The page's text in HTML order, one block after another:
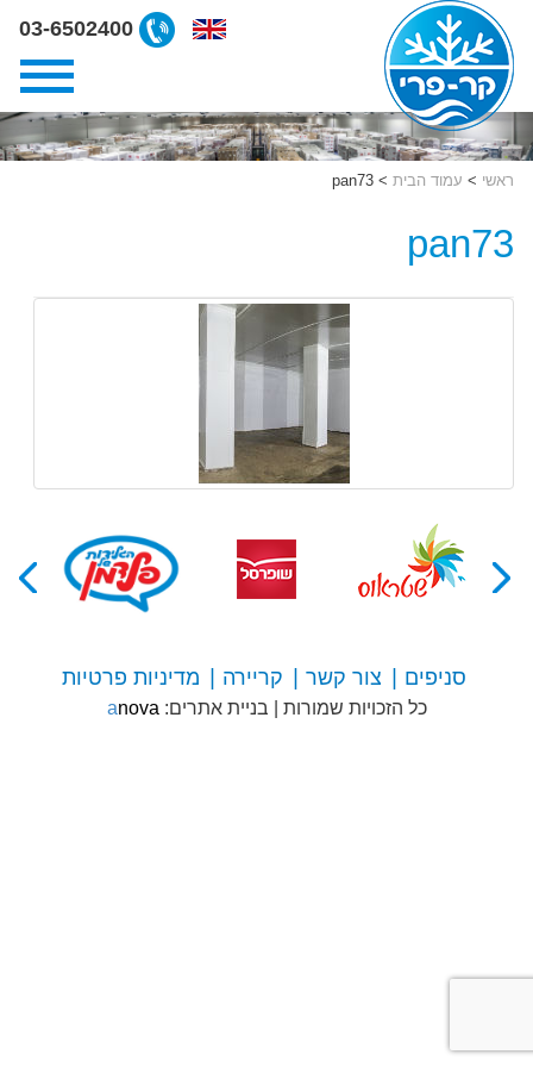
ליצירת
03-
6502400
03-6502400
ראשי > עמוד הבית >
pan73
pan73
סניפים צור קשר קריירה מדיניות פרטיות
כל הזכויות שמורות בניית אתרים: צור
anova